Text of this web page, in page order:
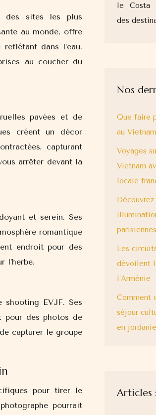
des sites les plus
au monde, offre
dans l’eau,
au coucher du
pavées et de
créent un décor
capturant
arrêter devant la
et serein. Ses
romantique
endroit pour des
l’herbe.
shooting EVJF. Ses
pour des photos de
capturer le groupe
pour tirer le
pourrait
le Costa
des
Nos
Que faire
au
Voyages
Vietnam
locale
Les
dévoilent
l’Arménie
Comment
séjour
en
Articles